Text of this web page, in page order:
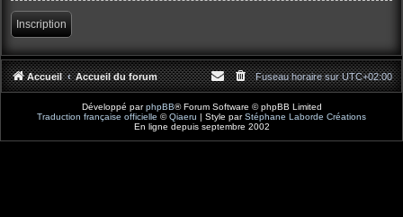
Inscription
Accueil Accueil du forum Fuseau horaire surUTC+02:00
Développé parphpBB® Forum Software © phpBB Limited
Traduction française officielle ©Qiaeru | Style parStéphane Laborde Créations
En ligne depuis septembre 2002